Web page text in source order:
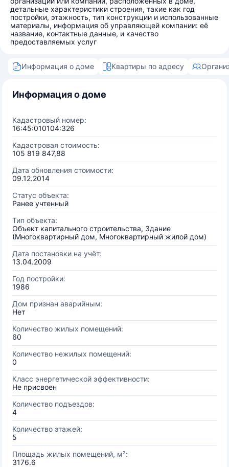
детальные характеристики строения, такие как год
постройки, этажность, тип конструкции и использованные
материалы, информация об управляющей компании: её
название, контактные данные, и качество
предоставляемых услуг
Информация о доме Квартиры по адресу
Информация о доме
Кадастровый номер:
16:45:010104:326
Кадастровая стоимость:
105 819 847,88
Дата обновления стоимости:
09.12.2014
Статус объекта:
Ранее учтенный
Тип объекта:
Объект капитального строительства, Здание
(Многоквартирный дом, Многоквартирный жилой дом)
Дата постановки на учёт:
13.04.2009
Год постройки:
1986
Дом признан аварийным:
Нет
Количество жилых помещений:
60
Количество нежилых помещений:
0
Класс энергетической эффективности:
Не присвоен
Количество подъездов:
4
Количество этажей:
5
Площадь жилых помещений, м²:
3176.6